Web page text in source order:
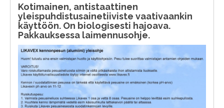
Kotimainen, antistaattinen
yleispuhdistusainetiiviste vaativaankin
käyttöön. On biologisesti hajoava.
Pakkauksessa laimennusohje.